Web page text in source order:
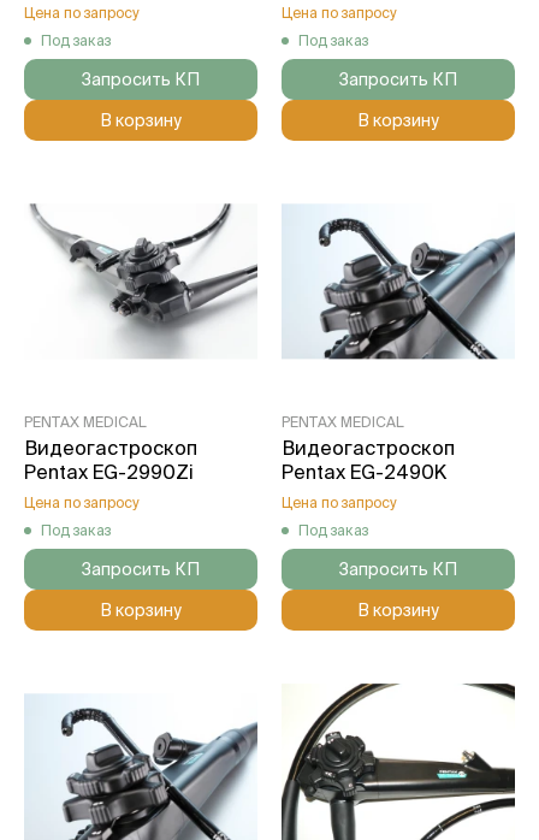
Цена по запросу
Под заказ
Запросить КП
В корзину
Цена по запросу
Под заказ
Запросить КП
В корзину
PENTAX MEDICAL
Видеогастроскоп
Pentax EG-2990Zi
Цена по запросу
Под заказ
Запросить КП
В корзину
PENTAX MEDICAL
Видеогастроскоп
Pentax EG-2490K
Цена по запросу
Под заказ
Запросить КП
В корзину